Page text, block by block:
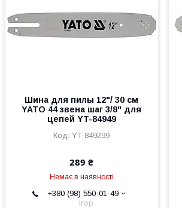
Шина для пилы 12"/ 30 см
YATO 44 звена шаг 3/8" для
цепей YT-84949
YT-849299
289 ₴
Немає в наявності
+380 (98) 550-01-49
Ігор